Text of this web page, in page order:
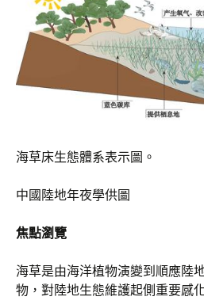
海草床生態體系表示圖。
中國陸地年夜學供圖
焦點瀏覽
海草是由海洋植物演變到順應陸
物，對陸地生態維護起側重要感